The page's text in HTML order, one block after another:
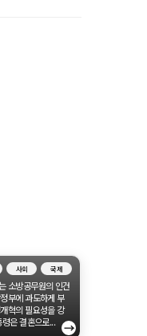
사회 국제
소방공무원의 인건
부에 과도하게 부
혁의 필요성을 강
은 결혼으로...
→